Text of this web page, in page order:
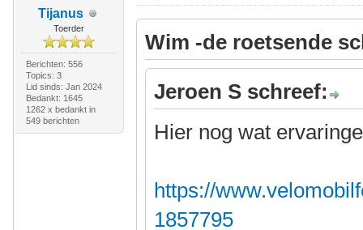
Tijanus
Toerder
Berichten: 556
Topics: 3
Lid sinds: Jan 2024
Bedankt: 1645
1262 x bedankt in
549 berichten
Wim -de roetsende
Jeroen S schreef:
Hier nog wat
https://
1857795